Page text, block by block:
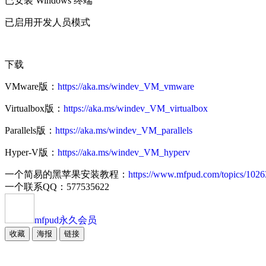
已启用开发人员模式
下载
VMware版： https://aka.ms/windev_VM_vmware
Virtualbox版： https://aka.ms/windev_VM_virtualbox
Parallels版： https://aka.ms/windev_VM_parallels
Hyper-V版： https://aka.ms/windev_VM_hyperv
一个简易的黑苹果安装教程： https://www.mfpud.com/topics/
一个联系QQ：577535622
mfpud永久会员
收藏 海报 链接